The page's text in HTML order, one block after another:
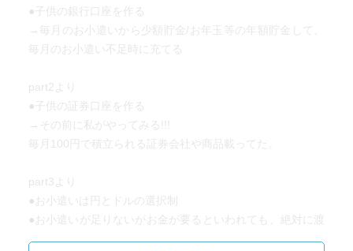
●子供の銀行口座を作る
→毎月のお小遣いから少額貯金/お年玉等の年額貯金して、
毎月のお小遣い不足時に充てる
part2より
●子供の証券口座を作る
→その前に私がやってみる!!!
毎月100円で積立られる証券会社や商品載ってた。
part3より
●お小遣いは円とドルの選択制
●お小遣いが足りないがお金が要るといわれても、絶対に渡